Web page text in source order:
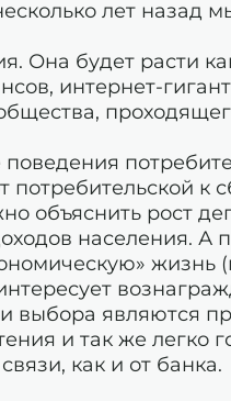
лет назад
Она будет расти
интернет-
потребительской к
объяснить рост
населения. А
жизнь
выбора являются
и так же легко
как и от банка.